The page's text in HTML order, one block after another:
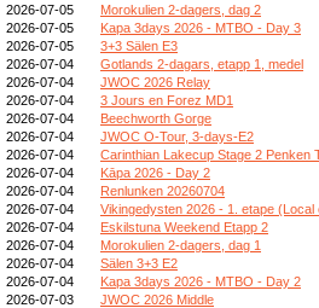
2026-07-05
Morokulien 2-dagers, dag 2
2026-07-05
Kapa 3days 2026 - MTBO - Day 3
2026-07-05
3+3 Sälen E3
2026-07-04
Gotlands 2-dagars, etapp 1, medel
2026-07-04
JWOC 2026 Relay
2026-07-04
3 Jours en Forez MD1
2026-07-04
Beechworth Gorge
2026-07-04
JWOC O-Tour, 3-days-E2
2026-07-04
Carinthian Lakecup Stage 2 Penken
2026-07-04
Kāpa 2026 - Day 2
2026-07-04
Renlunken 20260704
2026-07-04
Vikingedysten 2026 - 1. etape (Local
2026-07-04
Eskilstuna Weekend Etapp 2
2026-07-04
Morokulien 2-dagers, dag 1
2026-07-04
Sälen 3+3 E2
2026-07-04
Kapa 3days 2026 - MTBO - Day 2
2026-07-03
JWOC 2026 Middle